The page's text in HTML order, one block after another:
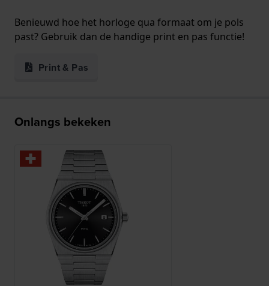
Benieuwd hoe het horloge qua formaat om je pols
past? Gebruik dan de handige print en pas functie!
Print & Pas
Onlangs bekeken